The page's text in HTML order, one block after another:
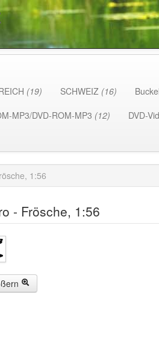
(19) SCHWEIZ (16)
MP3/DVD-ROM-MP3 (12) DVD-
1:56
- Frösche, 1:56